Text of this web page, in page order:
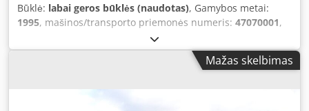
Būklė: labai geros būklės (naudotas), Gamybos metai:
1995, mašinos/transporto priemonės numeris: 47070001,
For the separation and removal of light and disruptive
materials Dcodpoqi Eh Hefx Ac Hek Drum diameter x
width: 1,400 x 1,200 mm Vibrating feed chute Blower with
Mažas skelbimas